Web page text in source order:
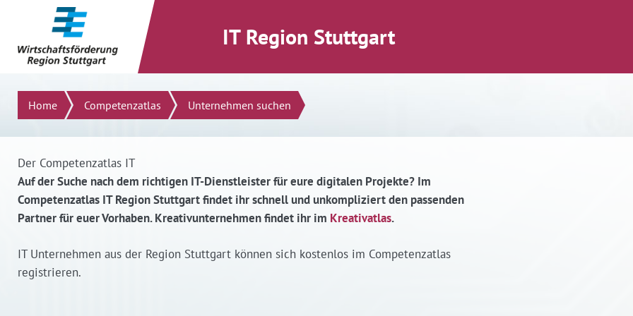
direkt zum Inhalt dieser Seite
direkt zum Menü springen
IT Region Stuttgart
Suchen
Home Competenzatlas Unternehmen suchen
Der Competenzatlas IT
Auf der Suche nach dem richtigen IT-Dienstleister für eure digitalen Projekte? Im
Competenzatlas IT Region Stuttgart findet ihr schnell und unkompliziert den passenden
Partner für euer Vorhaben. Kreativunternehmen findet ihr im Kreativatlas.
IT Unternehmen aus der Region Stuttgart können sich kostenlos im Competenzatlas
registrieren.